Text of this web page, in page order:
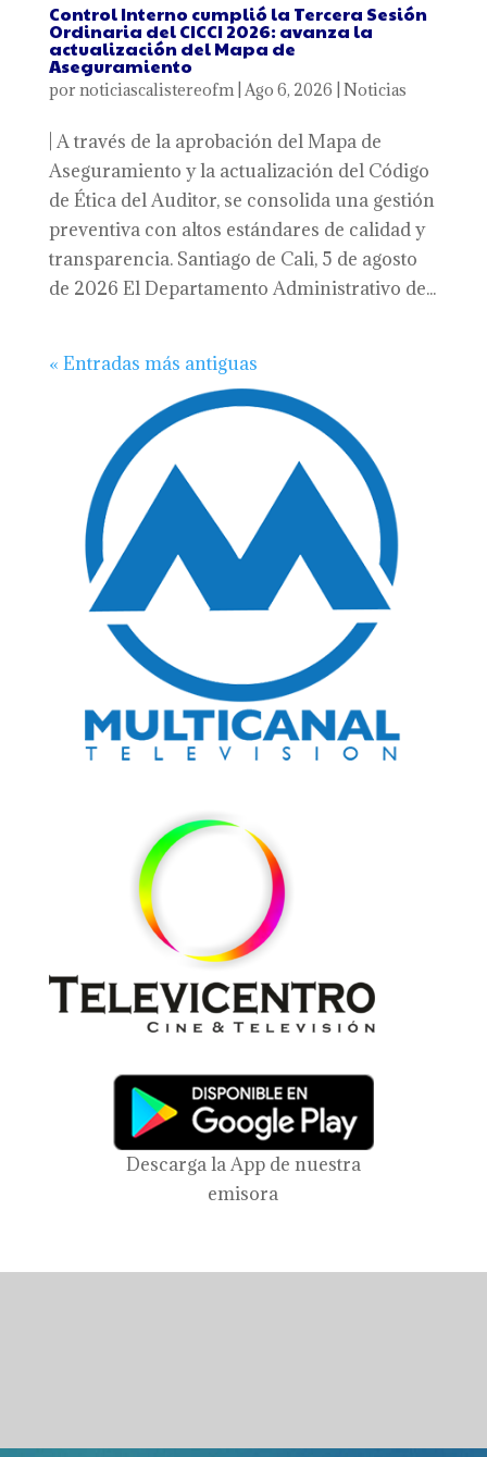
Control Interno cumplió la Tercera Sesión
Ordinaria del CICCI 2026: avanza la
actualización del Mapa de
Aseguramiento
por noticiascalistereofm| Ago 6, 2026 Noticias
| A través de la aprobación del Mapa de
Aseguramiento y la actualización del Código
de Ética del Auditor, se consolida una gestión
preventiva con altos estándares de calidad y
transparencia. Santiago de Cali, 5 de agosto
de 2026 El Departamento Administrativo de...
« Entradas más antiguas
Descarga la App de nuestra
emisora